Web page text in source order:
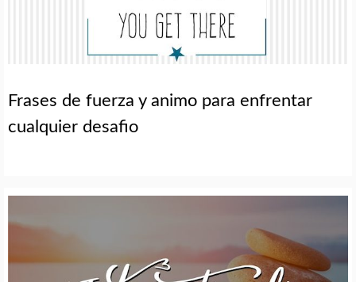
Frases de fuerza y animo para enfrentar
cualquier desafio